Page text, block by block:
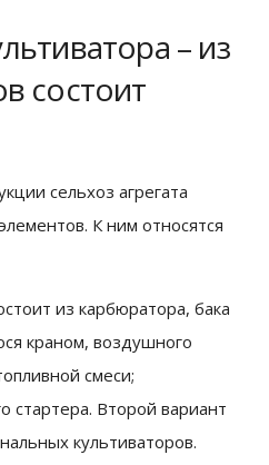
– из
состоит
сельхоз агрегата
К ним относятся
из карбюратора, бака
краном, воздушного
смеси;
стартера. Второй вариант
культиваторов.